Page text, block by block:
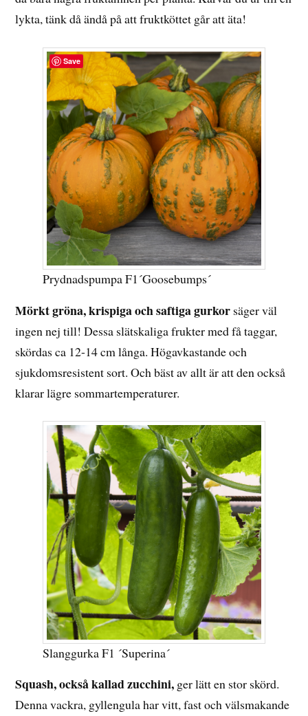
lykta, tänk då ändå på att fruktköttet går att äta!
Prydnadspumpa F1´Goosebumps´
Mörkt gröna, krispiga och saftiga gurkor säger väl
ingen nej till! Dessa slätskaliga frukter med få taggar,
skördas ca 12-14 cm långa. Högavkastande och
sjukdomsresistent sort. Och bäst av allt är att den också
klarar lägre sommartemperaturer.
Slanggurka F1 ´Superina´
Squash, också kallad zucchini, ger lätt en stor skörd.
Denna vackra, gyllengula har vitt, fast och välsmakande
Save